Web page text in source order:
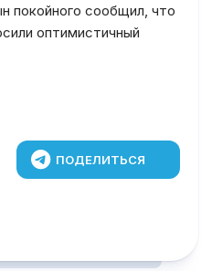
покойного сообщил, что
оптимистичный
ПОДЕЛИТЬСЯ